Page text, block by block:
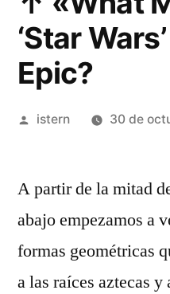
‘Star
Epic?
Publicado
istern 30 de
A partir de la mitad
abajo empezamos a
formas geométricas
a las raíces aztecas